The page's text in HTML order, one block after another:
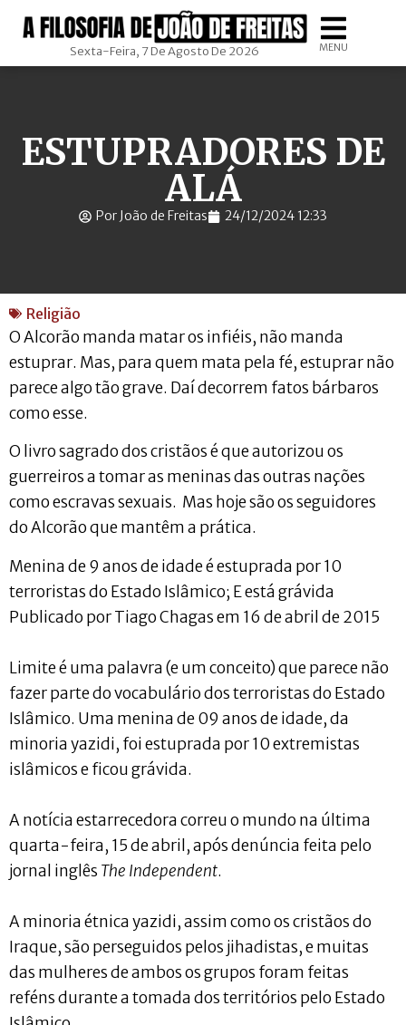
Sexta-Feira, 7 De Agosto De 2026 MENU
ESTUPRADORES DE
ALÁ
Por João de Freitas 24/12/2024 12:33
Religião
O Alcorão manda matar os infiéis, não manda
estuprar. Mas, para quem mata pela fé, estuprar não
parece algo tão grave. Daí decorrem fatos bárbaros
como esse.
O livro sagrado dos cristãos é que autorizou os
guerreiros a tomar as meninas das outras nações
como escravas sexuais. Mas hoje são os seguidores
do Alcorão que mantêm a prática.
Menina de 9 anos de idade é estuprada por 10
terroristas do Estado Islâmico; E está grávida
Publicado por Tiago Chagas em 16 de abril de 2015
Limite é uma palavra (e um conceito) que parece não
fazer parte do vocabulário dos terroristas do Estado
Islâmico. Uma menina de 09 anos de idade, da
minoria yazidi, foi estuprada por 10 extremistas
islâmicos e ficou grávida.
A notícia estarrecedora correu o mundo na última
quarta-feira, 15 de abril, após denúncia feita pelo
jornal inglês The Independent.
A minoria étnica yazidi, assim como os cristãos do
Iraque, são perseguidos pelos jihadistas, e muitas
das mulheres de ambos os grupos foram feitas
reféns durante a tomada dos territórios pelo Estado